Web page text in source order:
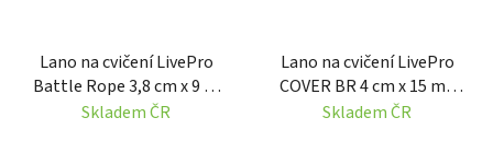
Lano na cvičení LivePro
Battle Rope 3,8 cm x 9 m
- 8 kg
Skladem ČR
Lano na cvičení LivePro
COVER BR 4 cm x 15 m -
12,8 kg
Skladem ČR